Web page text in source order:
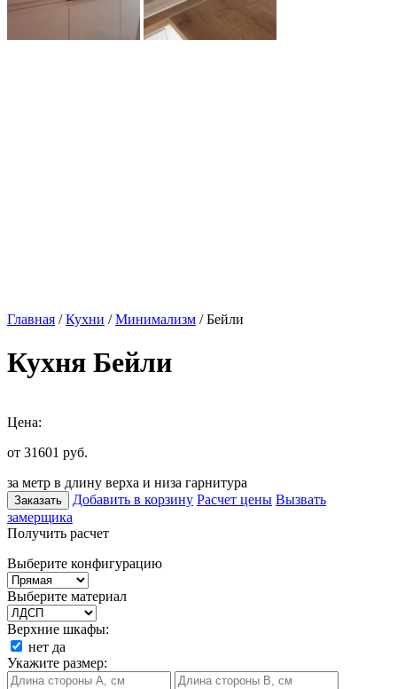
Главная /Кухни /Минимализм / Бейли
Кухня Бейли
Цена:
от 31601 руб.
за метр в длину верха и низа гарнитура
Заказать Добавить в корзину Расчет цены Вызвать
замерщика
Получить расчет
Выберите конфигурацию
Выберите материал
Верхние шкафы:
нет да
Укажите размер: